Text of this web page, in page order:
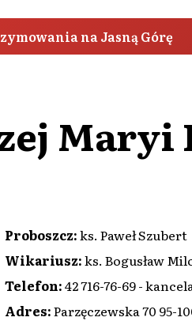
na Jasną Górę
Maryi
Proboszcz:ks. Paweł Szubert
Wikariusz:ks. Bogusław
Telefon:42 716-76-69 -
Adres:Parzęczewska 70 95-